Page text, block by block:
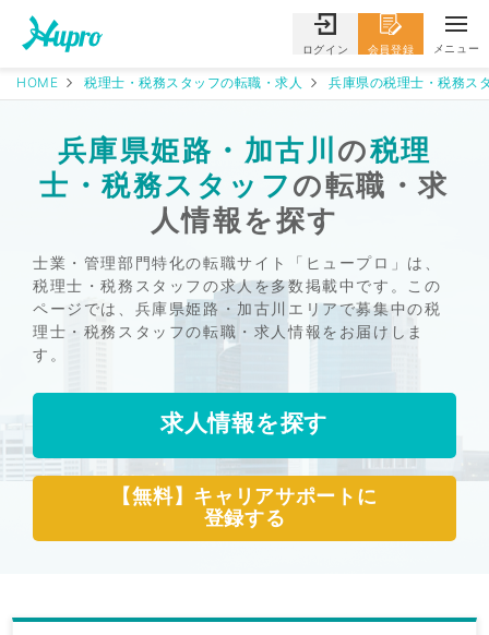
ログイン 会員登録 メニュー
HOME 税理士・税務スタッフの転職・求人 兵庫県の税理士・税務ス
兵庫県姫路・加古川 の税理
士・税務スタッフの転職・求
人情報を探す
士業・管理部門特化の転職サイト「ヒュープロ」は、
税理士・税務スタッフの求人を多数掲載中です。この
ページでは、兵庫県姫路・加古川エリアで募集中の税
理士・税務スタッフの転職・求人情報をお届けしま
す。
求人情報を探す
【無料】キャリアサポートに
登録する